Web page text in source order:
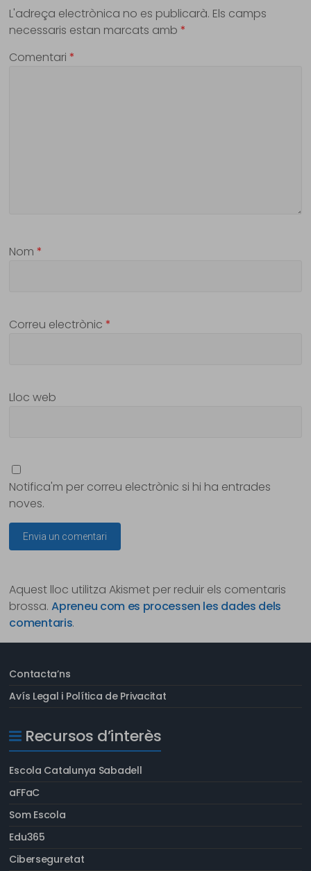
L'adreça electrònica no es publicarà. Els camps
necessaris estan marcats amb*
Comentari*
Nom*
Correu electrònic*
Lloc web
Notifica'm per correu electrònic si hi ha entrades
noves.
Aquest lloc utilitza Akismet per reduir els comentaris
brossa.Apreneu com es processen les dades dels
comentaris.
Contacta’ns
Avís Legal i Política de Privacitat
Recursos d’interès
Escola Catalunya Sabadell
aFFaC
Som Escola
Edu365
Ciberseguretat